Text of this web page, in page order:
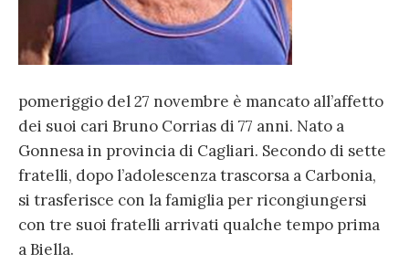
pomeriggio del 27 novembre è mancato all’affetto
dei suoi cari Bruno Corrias di 77 anni. Nato a
Gonnesa in provincia di Cagliari. Secondo di sette
fratelli, dopo l’adolescenza trascorsa a Carbonia,
si trasferisce con la famiglia per ricongiungersi
con tre suoi fratelli arrivati qualche tempo prima
a Biella.